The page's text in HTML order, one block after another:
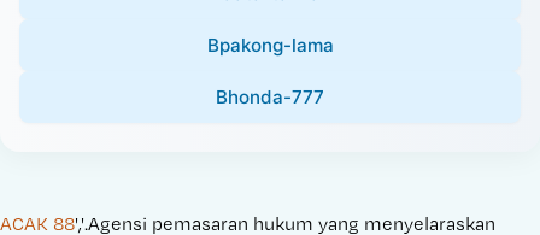
Bpakong-lama
Bhonda-777
ACAK 88','.Agensi pemasaran hukum yang menyelaraskan